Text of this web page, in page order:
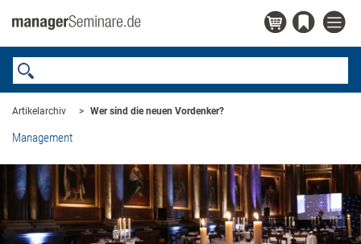
Artikelarchiv Wer sind die neuen Vordenker?
Management